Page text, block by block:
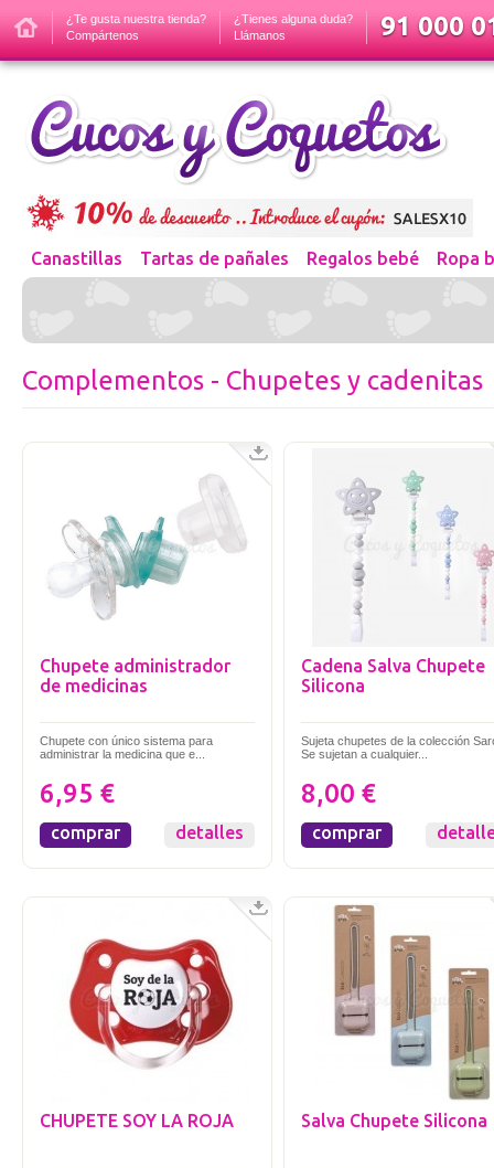
¿Te gusta nuestra tienda?
Compártenos
¿Tienes alguna duda?
Llámanos
91 000
Canastillas Tartas de pañales Regalos bebé Ropa
Complementos - Chupetes y cadenitas
Chupete administrador
de medicinas
Chupete con único sistema para
administrar la medicina que e...
6,95 €
comprar detalles
Cadena Salva Chupete
Silicona
Sujeta chupetes de la colección
Se sujetan a cualquier...
8,00 €
comprar
CHUPETE SOY LA ROJA Salva Chupete Silicona